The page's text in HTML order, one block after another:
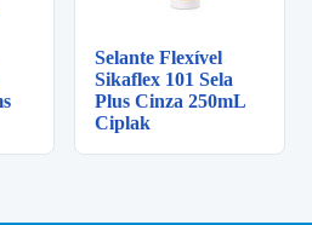
Selante Flexível
Sikaflex 101 Sela
Plus Cinza 250mL
Ciplak